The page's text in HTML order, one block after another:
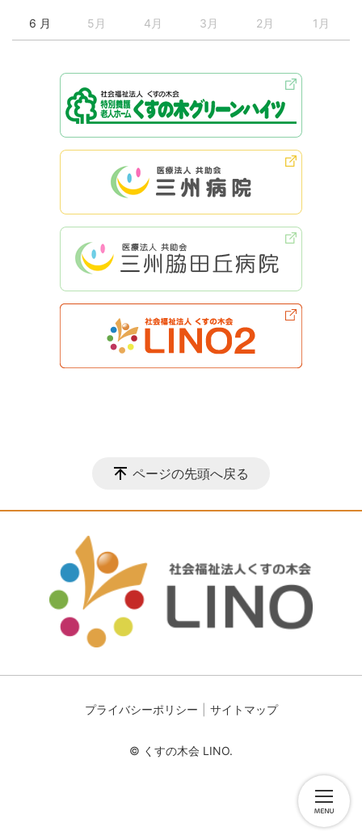
6 月 5月 4月 3月 2月 1月
ページの先頭へ戻る
プライバシーポリシー サイトマップ
© くすの木会 LINO.